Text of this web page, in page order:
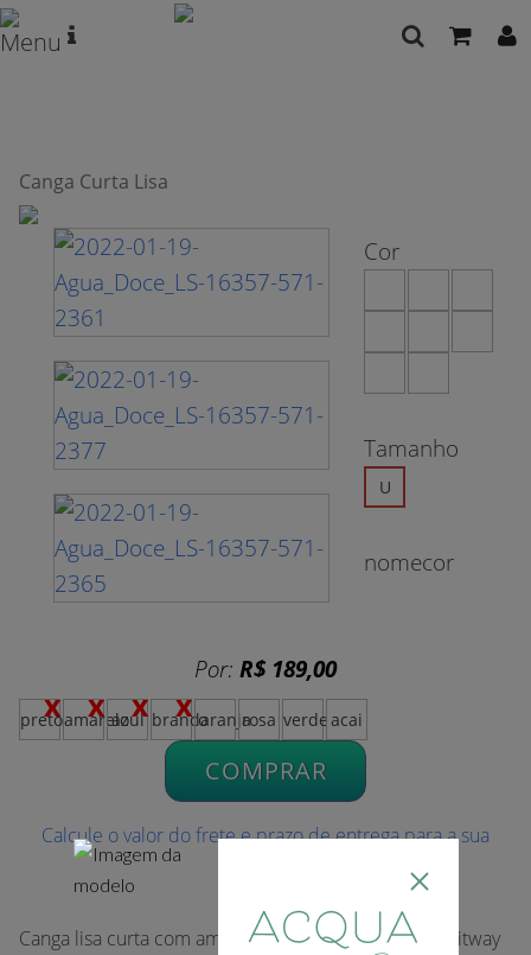
Canga Curta Lisa
Por: R$ 189,00
Cor
Tamanho
U
nomecor
pretoamareloazul brancolaranjarosa verde acai
COMPRAR
Calcule o valor do frete e prazo de entrega para a sua
Canga lisa curta com amarração na cintura. Tecido: Fitway